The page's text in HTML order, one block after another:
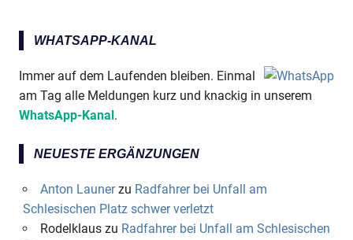
WHATSAPP-KANAL
Immer auf dem Laufenden bleiben. Einmal
am Tag alle Meldungen kurz und knackig in unserem
WhatsApp-Kanal .
NEUESTE ERGÄNZUNGEN
Anton Launerzu Radfahrer bei Unfall am
Schlesischen Platz schwer verletzt
Rodelklauszu Radfahrer bei Unfall am Schlesischen